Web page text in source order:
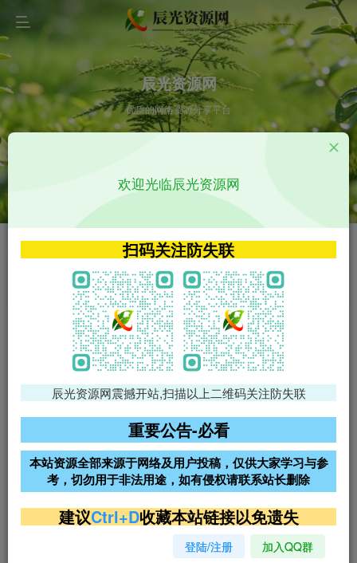
辰光资源网
优质的网络资源分享平台
VIP特权介绍 APP源码
VIP特权介绍
火
VIP特权介绍
影视源码
影视源码
免费领支付宝红包
腾讯轻量4核4G3M服务器38元/
阿里云2核2G200M服务器68元/
年
雨云高防免备案服务器
超低价文字广告位招租 超低价文字广告位招租
超低价文字广告位招租
欢迎光临辰光资源网
扫码关注防失联
辰光资源网震撼开站,扫描以上二维码关注防失联
重要公告-必看
本站资源全部来源于网络及用户投稿，仅供大家学习与参
考，切勿用于非法用途，如有侵权请联系站长删除
建议Ctrl+D收藏本站链接以免遗失
登陆/注册 加入QQ群